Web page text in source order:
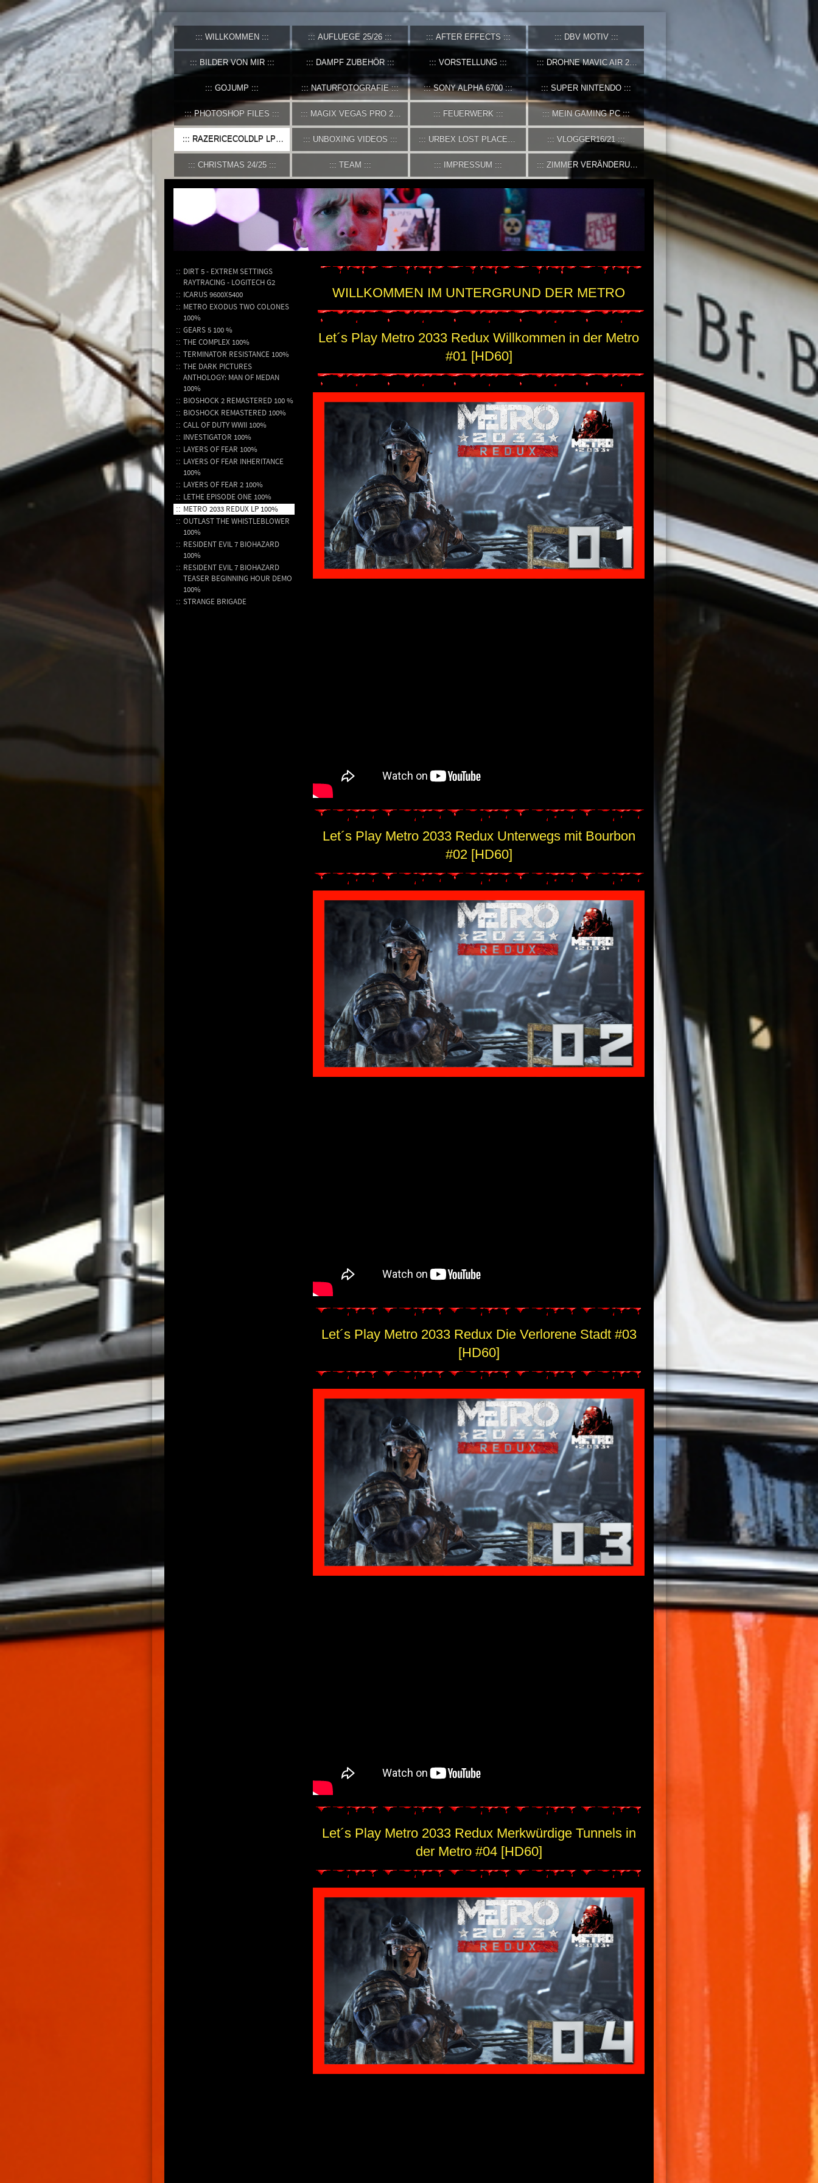
WILLKOMMEN AUFLUEGE 25/26 AFTER EFFECTS DBV MOTIV
BILDER VON MIR DAMPF ZUBEHÖR VORSTELLUNG DROHNE MAVIC AIR 2
GOJUMP NATURFOTOGRAFIE SONY ALPHA 6700 SUPER NINTENDO
PHOTOSHOP FILES MAGIX VEGAS PRO 21 FEUERWERK MEIN GAMING PC
RAZERICECOLDLP LP UNBOXING VIDEOS URBEX LOST PLACES VLOGGER16/21
CHRISTMAS 24/25 TEAM IMPRESSUM ZIMMER VERÄNDERUNG 2023
WILLKOMMEN IM UNTERGRUND DER METRO
Let´s Play Metro 2033 Redux Willkommen in der Metro
#01 [HD60]
Let´s Play Metro 2033 Redux Unterwegs mit Bourbon
#02 [HD60]
Let´s Play Metro 2033 Redux Die Verlorene Stadt #03
[HD60]
Let´s Play Metro 2033 Redux Merkwürdige Tunnels in
der Metro #04 [HD60]
DIRT 5 - EXTREM SETTINGS
RAYTRACING - LOGITECH G2
ICARUS 9600X5400
METRO EXODUS TWO COLONES
100%
GEARS 5 100 %
THE COMPLEX 100%
TERMINATOR RESISTANCE 100%
THE DARK PICTURES
ANTHOLOGY: MAN OF MEDAN
100%
BIOSHOCK 2 REMASTERED 100 %
BIOSHOCK REMASTERED 100%
CALL OF DUTY WWII 100%
INVESTIGATOR 100%
LAYERS OF FEAR 100%
LAYERS OF FEAR INHERITANCE
100%
LAYERS OF FEAR 2 100%
LETHE EPISODE ONE 100%
METRO 2033 REDUX LP 100%
OUTLAST THE WHISTLEBLOWER
100%
RESIDENT EVIL 7 BIOHAZARD
100%
RESIDENT EVIL 7 BIOHAZARD
TEASER BEGINNING HOUR DEMO
100%
STRANGE BRIGADE